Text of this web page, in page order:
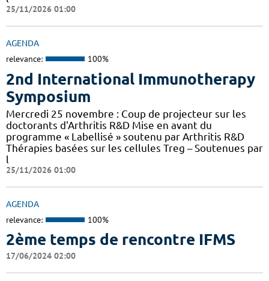
25/11/2026 01:00
AGENDA
relevance: 100%
2nd International Immunotherapy
Symposium
Mercredi 25 novembre : Coup de projecteur sur les
doctorants d'Arthritis R&D Mise en avant du
programme « Labellisé » soutenu par Arthritis R&D
Thérapies basées sur les cellules Treg – Soutenues par
l
25/11/2026 01:00
AGENDA
relevance: 100%
2ème temps de rencontre IFMS
17/06/2024 02:00